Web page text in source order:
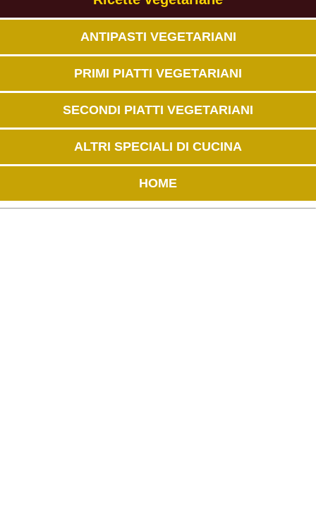
ANTIPASTI VEGETARIANI
PRIMI PIATTI VEGETARIANI
SECONDI PIATTI VEGETARIANI
ALTRI SPECIALI DI CUCINA
HOME